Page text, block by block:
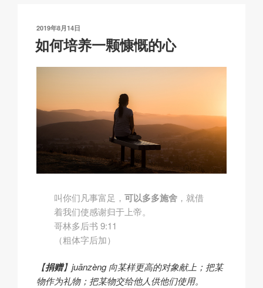
n
k o
k
p at
发
布
于
2019年8月14日
如何培养一颗慷慨的心
叫你们凡事富足， 可以多多施舍 ，就借
着我们使感谢归于上帝。
哥林多后书 9:11
（粗体字后加）
【捐赠】juānzèng 向某样更高的对象献上；把某
物作为礼物；把某物交给他人供他们使用。